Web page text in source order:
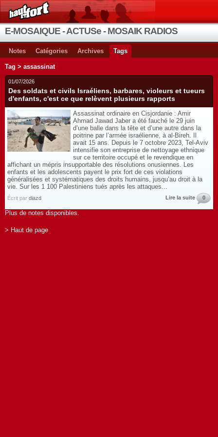
E-MOSAIQUE - ACTUSe - MOSAIK RADIOS
Notes Catégories Archives Tags
Tag > assassinat
01/07/2026
Des soldats et civils Israéliens, barbares, violeurs et tueurs
d'enfants, c'est ce que relèvent plusieurs rapports
Assassinat ordinaire en Cisjordanie : Amir
Ahmad Jawad Jaber a été fauché le 29 juin
d’une balle dans la tête et d’une autre dans la
poitrine par l’armée israélienne, à al-Bireh. Il
avait 15 ans. Depuis le 7 octobre 2023, Tel-Aviv
intensifie son entreprise de nettoyage ethnique
sur ce territoire occupé et le revendique en
affichant un mépris insupportable des résolutions onusiennes. Les
enfants et les adolescents payent le prix fort de ces violations
généralisées et systématiques des droits humains, jusqu’au droit à la
vie. Sur les 1 100 Palestiniens tués après les attaques...
Écrit par diazd Lire la suite 0
Plus de notes disponibles.
> Haut de page